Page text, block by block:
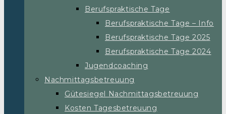
Berufspraktische Tage
Berufspraktische Tage – Info
Berufspraktische Tage 2025
Berufspraktische Tage 2024
Jugendcoaching
Nachmittagsbetreuung
Gütesiegel Nachmittagsbetreuung
Kosten Tagesbetreuung